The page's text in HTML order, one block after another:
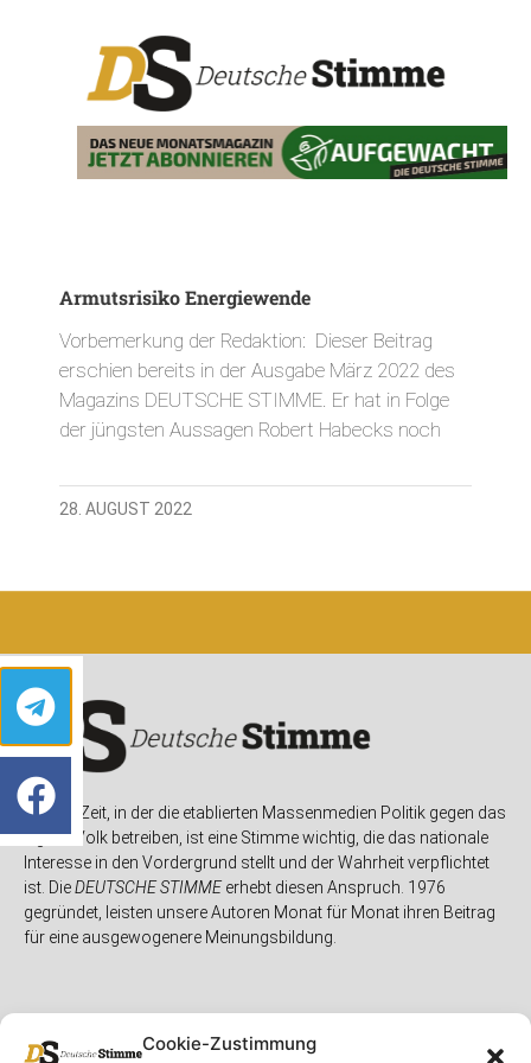
Cookie-Zustimmung
Armutsrisiko Energiewende
Vorbemerkung der Redaktion: Dieser Beitrag
erschien bereits in der Ausgabe März 2022 des
Magazins DEUTSCHE STIMME. Er hat in Folge
der jüngsten Aussagen Robert Habecks noch
28. AUGUST 2022
In einer Zeit, in der die etablierten Massenmedien Politik gegen das
eigene Volk betreiben, ist eine Stimme wichtig, die das nationale
Interesse in den Vordergrund stellt und der Wahrheit verpflichtet
ist. DieDEUTSCHE STIMMEerhebt diesen Anspruch. 1976
gegründet, leisten unsere Autoren Monat für Monat ihren Beitrag
für eine ausgewogenere Meinungsbildung.